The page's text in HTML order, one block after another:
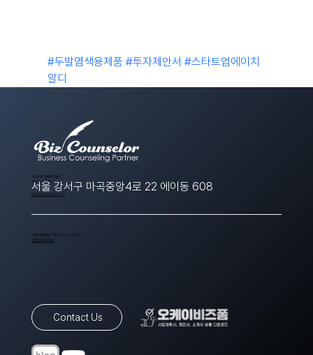
#두발염색용제품 #투자제안서 #스타트업에이치
알디
Contact Us
​(주)스타트업에이치알디
1566-8643
서울 강서구 마곡중앙4로 22 에이동 608
ppt@startuphrd.com
사업자등록번호 410-88-00388
개인정보처리방침